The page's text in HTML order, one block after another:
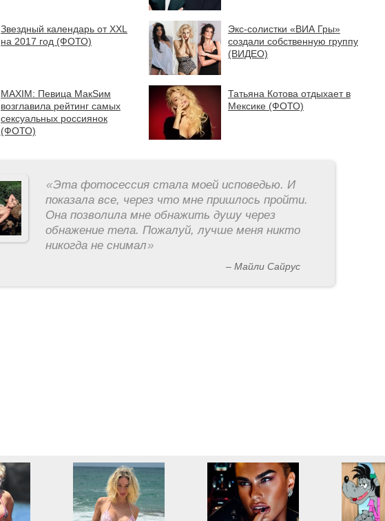
Звездный календарь от XXL
на 2017 год (ФОТО)
Экс-солистки «ВИА Гры»
создали собственную группу
(ВИДЕО)
MAXIM: Певица МакSим
возглавила рейтинг самых
сексуальных россиянок
(ФОТО)
Татьяна Котова отдыхает в
Мексике (ФОТО)
«Эта фотосессия стала моей исповедью. И
показала все, через что мне пришлось пройти.
Она позволила мне обнажить душу через
обнажение тела. Пожалуй, лучше меня никто
никогда не снимал»
– Майли Сайрус